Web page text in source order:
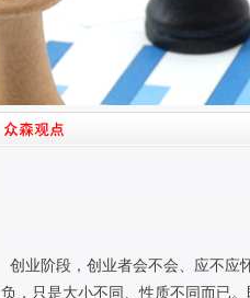
创业阶段，创业者会不会、应不应
负，只是大小不同、性质不同而已